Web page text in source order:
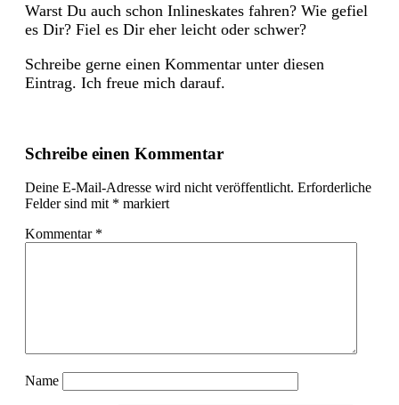
Warst Du auch schon Inlineskates fahren? Wie gefiel
es Dir? Fiel es Dir eher leicht oder schwer?
Schreibe gerne einen Kommentar unter diesen
Eintrag. Ich freue mich darauf.
Schreibe einen Kommentar
Deine E-Mail-Adresse wird nicht veröffentlicht. Erforderliche
Felder sind mit * markiert
Kommentar *
Name